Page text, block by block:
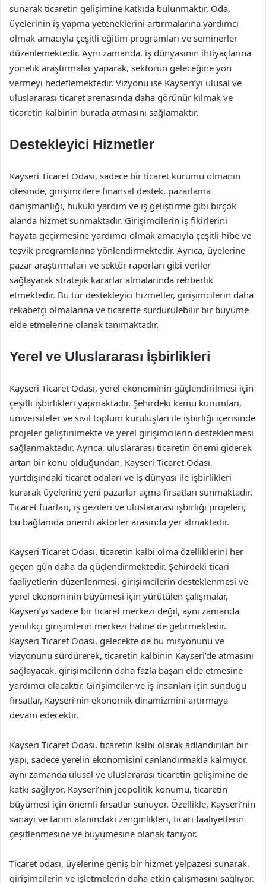
sunarak ticaretin gelişimine katkıda bulunmaktır. Oda,
üyelerinin iş yapma yeteneklerini artırmalarına yardımcı
olmak amacıyla çeşitli eğitim programları ve seminerler
düzenlemektedir. Aynı zamanda, iş dünyasının ihtiyaçlarına
yönelik araştırmalar yaparak, sektörün geleceğine yön
vermeyi hedeflemektedir. Vizyonu ise Kayseri’yi ulusal ve
uluslararası ticaret arenasında daha görünür kılmak ve
ticaretin kalbinin burada atmasını sağlamaktır.
Destekleyici Hizmetler
Kayseri Ticaret Odası, sadece bir ticaret kurumu olmanın
ötesinde, girişimcilere finansal destek, pazarlama
danışmanlığı, hukuki yardım ve iş geliştirme gibi birçok
alanda hizmet sunmaktadır. Girişimcilerin iş fikirlerini
hayata geçirmesine yardımcı olmak amacıyla çeşitli hibe ve
teşvik programlarına yönlendirmektedir. Ayrıca, üyelerine
pazar araştırmaları ve sektör raporları gibi veriler
sağlayarak stratejik kararlar almalarında rehberlik
etmektedir. Bu tür destekleyici hizmetler, girişimcilerin daha
rekabetçi olmalarına ve ticarette sürdürülebilir bir büyüme
elde etmelerine olanak tanımaktadır.
Yerel ve Uluslararası İşbirlikleri
Kayseri Ticaret Odası, yerel ekonominin güçlendirilmesi için
çeşitli işbirlikleri yapmaktadır. Şehirdeki kamu kurumları,
üniversiteler ve sivil toplum kuruluşları ile işbirliği içerisinde
projeler geliştirilmekte ve yerel girişimcilerin desteklenmesi
sağlanmaktadır. Ayrıca, uluslararası ticaretin önemi giderek
artan bir konu olduğundan, Kayseri Ticaret Odası,
yurtdışındaki ticaret odaları ve iş dünyası ile işbirlikleri
kurarak üyelerine yeni pazarlar açma fırsatları sunmaktadır.
Ticaret fuarları, iş gezileri ve uluslararası işbirliği projeleri,
bu bağlamda önemli aktörler arasında yer almaktadır.
Kayseri Ticaret Odası, ticaretin kalbi olma özelliklerini her
geçen gün daha da güçlendirmektedir. Şehirdeki ticari
faaliyetlerin düzenlenmesi, girişimcilerin desteklenmesi ve
yerel ekonominin büyümesi için yürütülen çalışmalar,
Kayseri’yi sadece bir ticaret merkezi değil, aynı zamanda
yenilikçi girişimlerin merkezi haline de getirmektedir.
Kayseri Ticaret Odası, gelecekte de bu misyonunu ve
vizyonunu sürdürerek, ticaretin kalbinin Kayseri’de atmasını
sağlayacak, girişimcilerin daha fazla başarı elde etmesine
yardımcı olacaktır. Girişimciler ve iş insanları için sunduğu
fırsatlar, Kayseri’nin ekonomik dinamizmini artırmaya
devam edecektir.
Kayseri Ticaret Odası, ticaretin kalbi olarak adlandırılan bir
yapı, sadece yerelin ekonomisini canlandırmakla kalmıyor,
aynı zamanda ulusal ve uluslararası ticaretin gelişimine de
katkı sağlıyor. Kayseri’nin jeopolitik konumu, ticaretin
büyümesi için önemli fırsatlar sunuyor. Özellikle, Kayseri’nin
sanayi ve tarım alanındaki zenginlikleri, ticari faaliyetlerin
çeşitlenmesine ve büyümesine olanak tanıyor.
Ticaret odası, üyelerine geniş bir hizmet yelpazesi sunarak,
girişimcilerin ve işletmelerin daha etkin çalışmasını sağlıyor.